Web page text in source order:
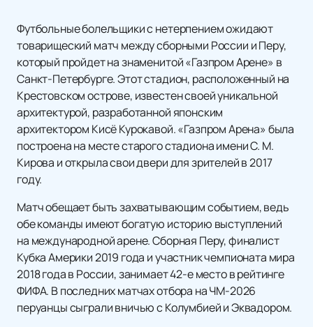
Футбольные болельщики с нетерпением ожидают
товарищеский матч между сборными России и Перу,
который пройдет на знаменитой «Газпром Арене» в
Санкт-Петербурге. Этот стадион, расположенный на
Крестовском острове, известен своей уникальной
архитектурой, разработанной японским
архитектором Кисё Курокавой. «Газпром Арена» была
построена на месте старого стадиона имени С. М.
Кирова и открыла свои двери для зрителей в 2017
году.
Матч обещает быть захватывающим событием, ведь
обе команды имеют богатую историю выступлений
на международной арене. Сборная Перу, финалист
Кубка Америки 2019 года и участник чемпионата мира
2018 года в России, занимает 42-е место в рейтинге
ФИФА. В последних матчах отбора на ЧМ-2026
перуанцы сыграли вничью с Колумбией и Эквадором.